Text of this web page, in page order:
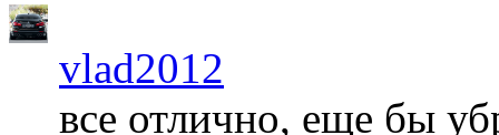
vlad2012
все отлично, еще бы